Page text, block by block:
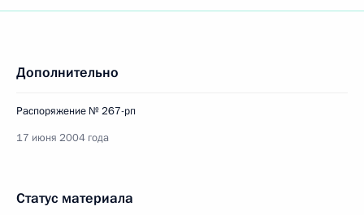
Дополнительно
Распоряжение № 267-рп
17 июня 2004 года
Статус материала